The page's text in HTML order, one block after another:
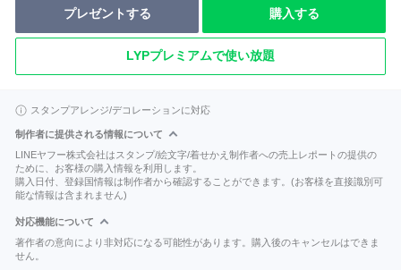
プレゼントする 購入する
LYPプレミアムで使い放題
スタンプアレンジ/デコレーションに対応
制作者に提供される情報について
LINEヤフー株式会社はスタンプ/絵文字/着せかえ制作者への売上レポートの提供の
ために、お客様の購入情報を利用します。
購入日付、登録国情報は制作者から確認することができます。(お客様を直接識別可
能な情報は含まれません)
対応機能について
著作者の意向により非対応になる可能性があります。購入後のキャンセルはできま
せん。